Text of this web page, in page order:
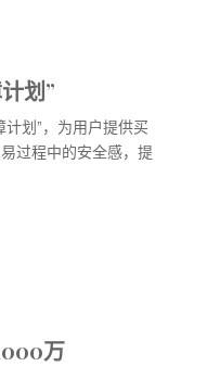
划”
计划”，为用户提供买
过程中的安全感，提
万